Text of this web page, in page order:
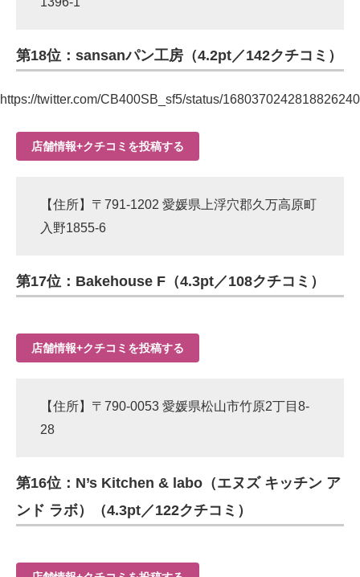
第18位：sansanパン工房（4.2pt／142クチコミ）
https://twitter.com/CB400SB_sf5/status/1680370242818826240
店舗情報+クチコミを投稿する
【住所】〒791-1202 愛媛県上浮穴郡久万高原町
入野1855-6
第17位：Bakehouse F（4.3pt／108クチコミ）
店舗情報+クチコミを投稿する
【住所】〒790-0053 愛媛県松山市竹原2丁目8-
28
第16位：N’s Kitchen & labo（エヌズ キッチン ア
ンド ラボ）（4.3pt／122クチコミ）